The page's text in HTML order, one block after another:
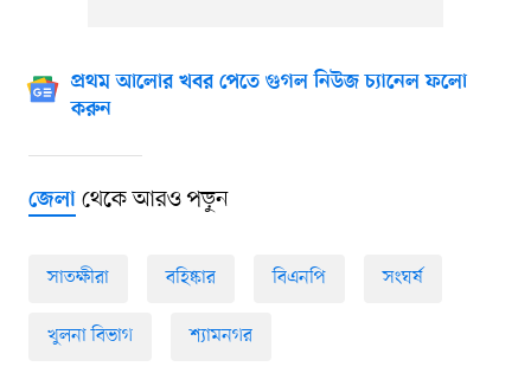
প্রথম আলোর খবর পেতে গুগল নিউজ চ্যানেল ফলো
করুন
জেলাথেকে আরও পড়ুন
সাতক্ষীরা বহিষ্কার বিএনপি সংঘর্ষ
খুলনা বিভাগ শ্যামনগর